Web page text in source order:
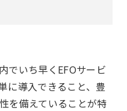
でいち早くEFOサービ
に導入できること、豊
を備えていることが特